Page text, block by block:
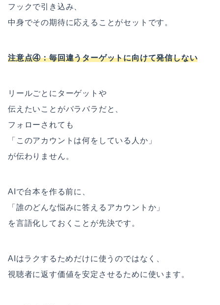
フックで引き込み、
中身でその期待に応えることがセットです。
注意点④：毎回違うターゲットに向けて発信しない
リールごとにターゲットや
伝えたいことがバラバラだと、
フォローされても
「このアカウントは何をしている人か」
が伝わりません。
AIで台本を作る前に、
「誰のどんな悩みに答えるアカウントか」
を言語化しておくことが先決です。
AIはラクするためだけに使うのではなく、
視聴者に返す価値を安定させるために使います。